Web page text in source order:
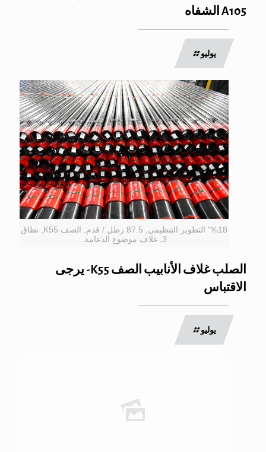
A105 الشفاه
يوليو
18⅝" التطوير التنظيمي, 87.5 رطل / قدم, الصف K55, نطاق
3, غلاف موضوع الدعامة.
الصلب غلاف الأنابيب الصف K55- يرجى
الاقتباس
يوليو